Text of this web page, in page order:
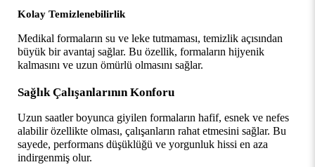
Kolay Temizlenebilirlik
Medikal formaların su ve leke tutmaması, temizlik açısından
büyük bir avantaj sağlar. Bu özellik, formaların hijyenik
kalmasını ve uzun ömürlü olmasını sağlar.
Sağlık Çalışanlarının Konforu
Uzun saatler boyunca giyilen formaların hafif, esnek ve nefes
alabilir özellikte olması, çalışanların rahat etmesini sağlar. Bu
sayede, performans düşüklüğü ve yorgunluk hissi en aza
indirgenmiş olur.